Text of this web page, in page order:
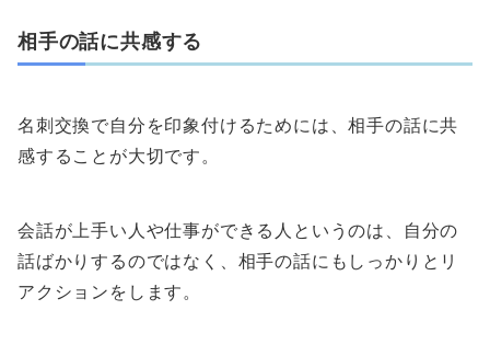
相手の話に共感する
名刺交換で自分を印象付けるためには、相手の話に共
感することが大切です。
会話が上手い人や仕事ができる人というのは、自分の
話ばかりするのではなく、相手の話にもしっかりとリ
アクションをします。